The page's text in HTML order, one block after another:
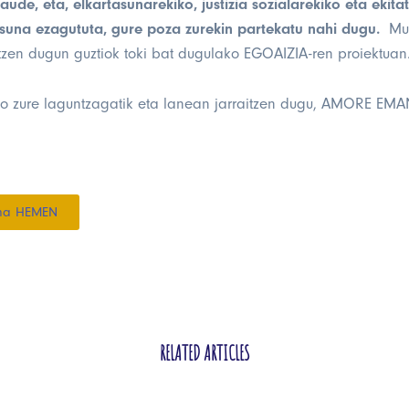
eta, elkartasunarekiko, justizia sozialarekiko eta
ezagututa, gure poza zurekin partekatu nahi dugu.
dugun guztiok toki bat dugulako EGOAIZIA-ren
zure laguntzagatik eta lanean jarraitzen dugu, AMORE
HEMEN
RELATED ARTICLES